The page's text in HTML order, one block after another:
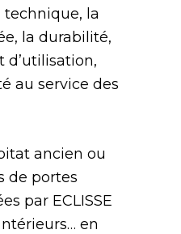
technique, la
la durabilité,
d’utilisation,
au service des
ancien ou
de portes
par ECLISSE
en